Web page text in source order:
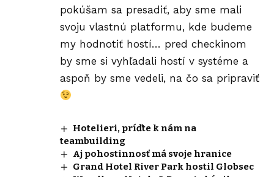
pokúšam sa presadiť, aby sme mali
svoju vlastnú platformu, kde budeme
my hodnotiť hostí… pred checkinom
by sme si vyhľadali hostí v systéme a
aspoň by sme vedeli, na čo sa pripraviť
Hotelieri, príďte k nám na
teambuilding
Aj pohostinnosť má svoje hranice
Grand Hotel River Park hostil Globsec